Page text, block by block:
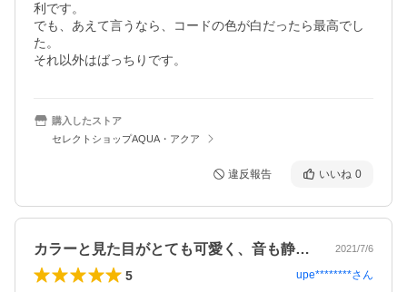
利です。
でも、あえて言うなら、コードの色が白だったら最高でし
た。
それ以外はばっちりです。
購入したストア
セレクトショップAQUA・アクア
違反報告 いいね 0
カラーと見た目がとても可愛く、音も静か… 2021/7/6
5 upe********さん